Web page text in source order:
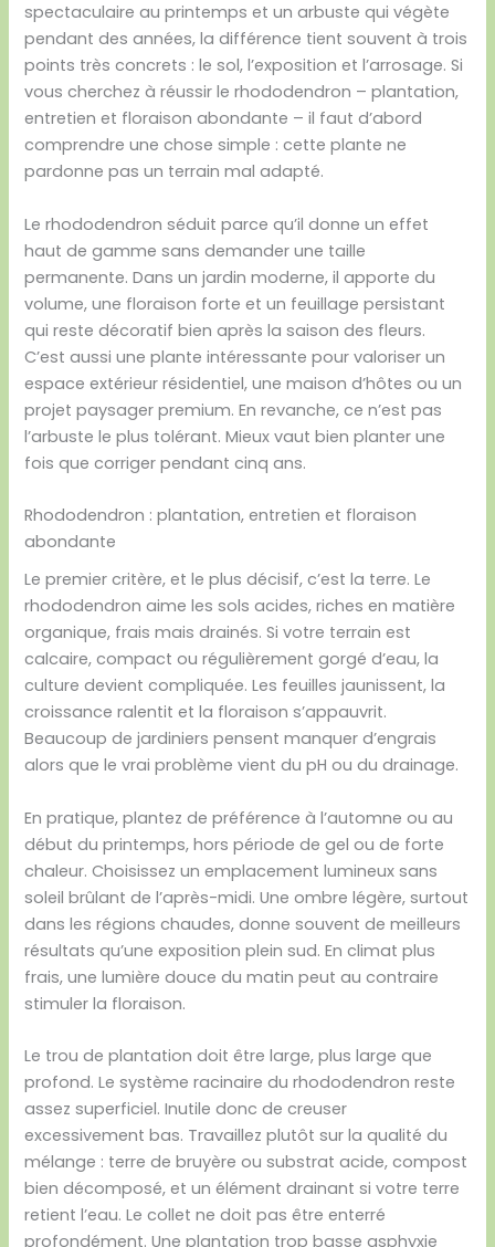
spectaculaire au printemps et un arbuste qui végète
pendant des années, la différence tient souvent à trois
points très concrets : le sol, l’exposition et l’arrosage. Si
vous cherchez à réussir le rhododendron – plantation,
entretien et floraison abondante – il faut d’abord
comprendre une chose simple : cette plante ne
pardonne pas un terrain mal adapté.
Le rhododendron séduit parce qu’il donne un effet
haut de gamme sans demander une taille
permanente. Dans un jardin moderne, il apporte du
volume, une floraison forte et un feuillage persistant
qui reste décoratif bien après la saison des fleurs.
C’est aussi une plante intéressante pour valoriser un
espace extérieur résidentiel, une maison d’hôtes ou un
projet paysager premium. En revanche, ce n’est pas
l’arbuste le plus tolérant. Mieux vaut bien planter une
fois que corriger pendant cinq ans.
Rhododendron : plantation, entretien et floraison
abondante
Le premier critère, et le plus décisif, c’est la terre. Le
rhododendron aime les sols acides, riches en matière
organique, frais mais drainés. Si votre terrain est
calcaire, compact ou régulièrement gorgé d’eau, la
culture devient compliquée. Les feuilles jaunissent, la
croissance ralentit et la floraison s’appauvrit.
Beaucoup de jardiniers pensent manquer d’engrais
alors que le vrai problème vient du pH ou du drainage.
En pratique, plantez de préférence à l’automne ou au
début du printemps, hors période de gel ou de forte
chaleur. Choisissez un emplacement lumineux sans
soleil brûlant de l’après-midi. Une ombre légère, surtout
dans les régions chaudes, donne souvent de meilleurs
résultats qu’une exposition plein sud. En climat plus
frais, une lumière douce du matin peut au contraire
stimuler la floraison.
Le trou de plantation doit être large, plus large que
profond. Le système racinaire du rhododendron reste
assez superficiel. Inutile donc de creuser
excessivement bas. Travaillez plutôt sur la qualité du
mélange : terre de bruyère ou substrat acide, compost
bien décomposé, et un élément drainant si votre terre
retient l’eau. Le collet ne doit pas être enterré
profondément. Une plantation trop basse asphyxie